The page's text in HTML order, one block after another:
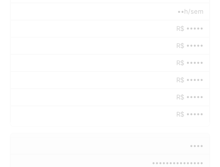
••h/sem
R$ •••••
R$ •••••
R$ •••••
R$ •••••
R$ •••••
R$ •••••
••••
•••••••••••••••